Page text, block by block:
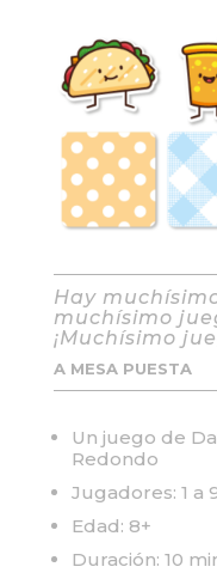
Hay
muchísimo
¡Muchísimo
A MESA PUESTA
Un juego de
Redondo
Jugadores: 1 a
Edad: 8+
Duración: 10